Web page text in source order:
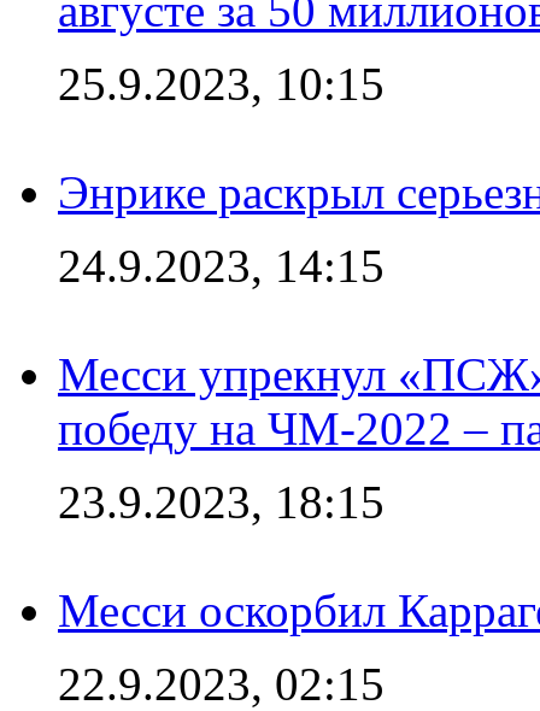
25.9.2023, 10:15
Энрике раскрыл
24.9.2023, 14:15
Месси упрекнул «ПСЖ»
победу на ЧМ-2022 –
23.9.2023, 18:15
Месси оскорбил
22.9.2023, 02:15